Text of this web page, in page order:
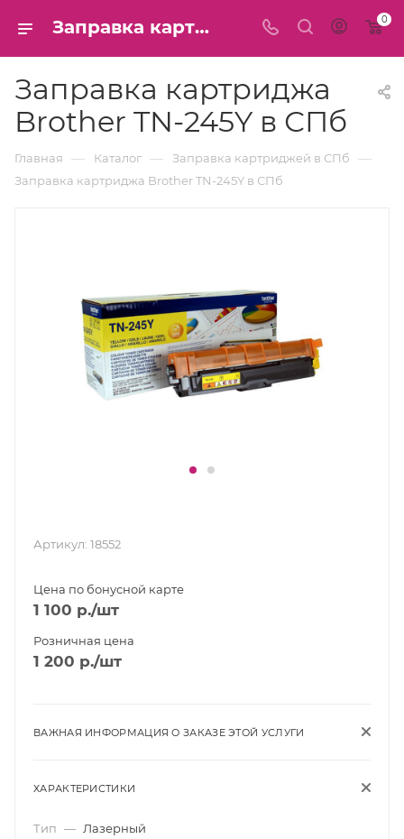
Заправка картриджа Brother TN-245Y в СПб 0
Заправка картриджа
Brother TN-245Y в СПб
Главная — Каталог — Заправка картриджей в СПб —
Заправка картриджа Brother TN-245Y в СПб
Артикул: 18552
Цена по бонусной карте
1 100 р./шт
Розничная цена
1 200 р./шт
ВАЖНАЯ ИНФОРМАЦИЯ О ЗАКАЗЕ ЭТОЙ УСЛУГИ
ХАРАКТЕРИСТИКИ
Тип — Лазерный